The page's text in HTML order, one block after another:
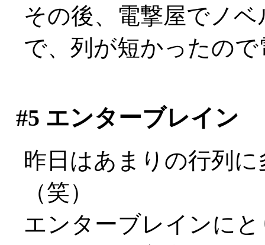
その後、電撃屋でノ
で、列が短かったの
#5 エンターブレイン
昨日はあまりの行列
（笑）
エンターブレインに